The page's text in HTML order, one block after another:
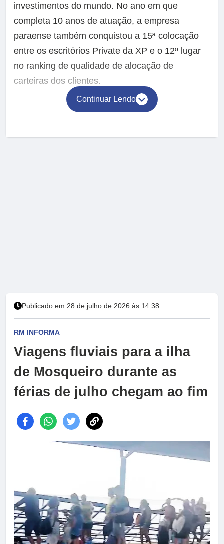
investimentos do mundo. No ano em que
completa 10 anos de atuação, a empresa
paraense também conquistou a 15ª colocação
entre os escritórios Private da XP e o 12º lugar
no ranking de qualidade de alocação de
carteiras dos clientes.
Continuar Lendo
Publicado em 28 de julho de 2026 às 14:38
RM INFORMA
Viagens fluviais para a ilha
de Mosqueiro durante as
férias de julho chegam ao fim